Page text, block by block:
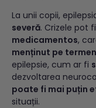
La unii copii,
severă. Crizele pot
medicamentos,
menținut pe
epilepsie, cum ar fi
dezvoltarea
poate fi mai puțin
situații.